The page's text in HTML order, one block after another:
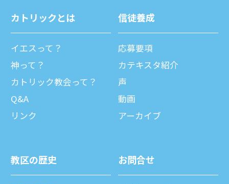
カトリックとは
イエスって？
神って？
カトリック教会って？
Q&A
リンク
信徒養成
応募要項
カテキスタ紹介
声
動画
アーカイブ
教区の歴史 お問合せ